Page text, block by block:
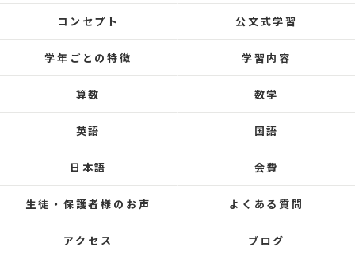
コンセプト 公文式学習
学年ごとの特徴 学習内容
算数 数学
英語 国語
日本語 会費
生徒・保護者様のお声 よくある質問
アクセス ブログ